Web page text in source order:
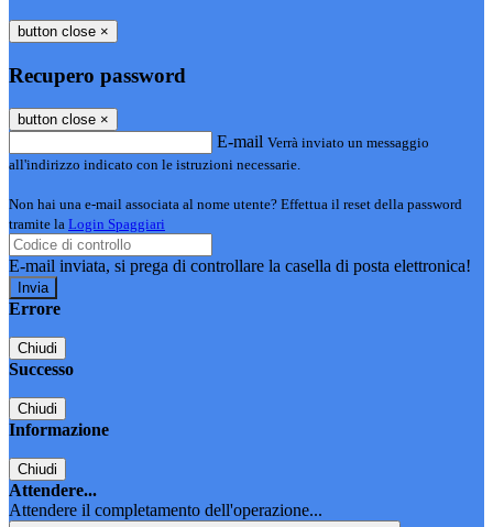
button close ×
Recupero password
button close ×
E-mail Verrà inviato un messaggio
all'indirizzo indicato con le istruzioni necessarie.
Non hai una e-mail associata al nome utente? Effettua il reset della password
tramite la Login Spaggiari
E-mail inviata, si prega di controllare la casella di posta elettronica!
Errore
Chiudi
Successo
Chiudi
Informazione
Chiudi
Attendere...
Attendere il completamento dell'operazione...